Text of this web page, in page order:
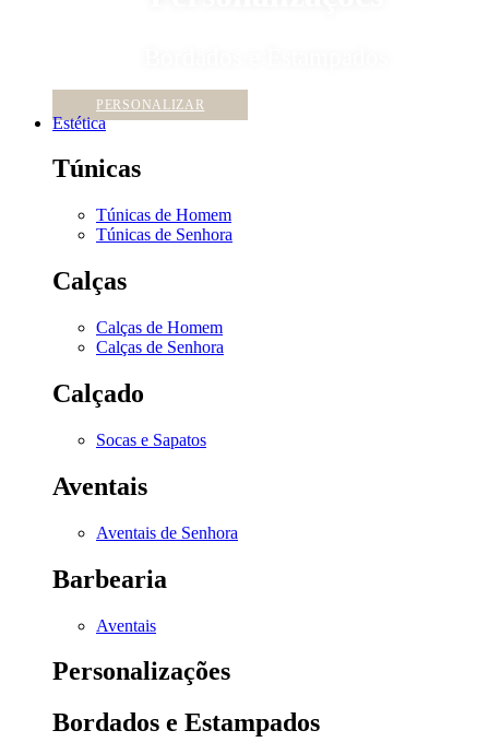
PERSONALIZAR
Estética
Túnicas
Túnicas de Homem
Túnicas de Senhora
Calças
Calças de Homem
Calças de Senhora
Calçado
Socas e Sapatos
Aventais
Aventais de Senhora
Barbearia
Aventais
Personalizações
Bordados e Estampados